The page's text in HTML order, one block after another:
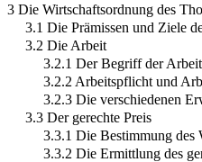
3 Die Wirtschaftsordnung des
3.1 Die Prämissen und Ziele
3.2 Die Arbeit
3.2.1 Der Begriff der Arbeit
3.2.2 Arbeitspflicht und
3.2.3 Die verschiedenen
3.3 Der gerechte Preis
3.3.1 Die Bestimmung des
3.3.2 Die Ermittlung des